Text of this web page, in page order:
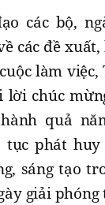
các bộ,
các đề
làm
lời chúc
quả
tục phát
sáng tạo
giải